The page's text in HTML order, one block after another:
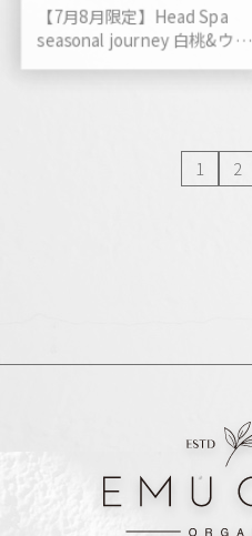
【7月8月限定】Head Spa
seasonal journey 白桃&ウー
1 2